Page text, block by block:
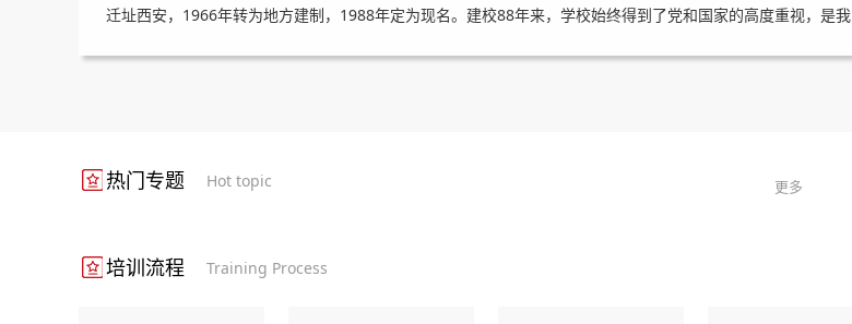
迁址西安，1966年转为地方建制，1988年定为现名。建校88年来，学校始终得到了党和国家的高度重视，是我
热门专题 Hot topic 更多
培训流程 Training Process